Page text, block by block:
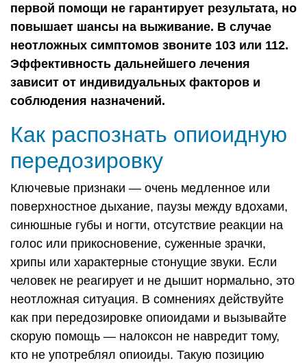
первой помощи не гарантирует результата, но
повышает шансы на выживание. В случае
неотложных симптомов звоните 103 или 112.
Эффективность дальнейшего лечения
зависит от индивидуальных факторов и
соблюдения назначений.
Как распознать опиоидную
передозировку
Ключевые признаки — очень медленное или
поверхностное дыхание, паузы между вдохами,
синюшные губы и ногти, отсутствие реакции на
голос или прикосновение, суженные зрачки,
хрипы или характерные стонущие звуки. Если
человек не реагирует и не дышит нормально, это
неотложная ситуация. В сомнениях действуйте
как при передозировке опиоидами и вызывайте
скорую помощь — налоксон не навредит тому,
кто не употреблял опиоиды. Такую позицию